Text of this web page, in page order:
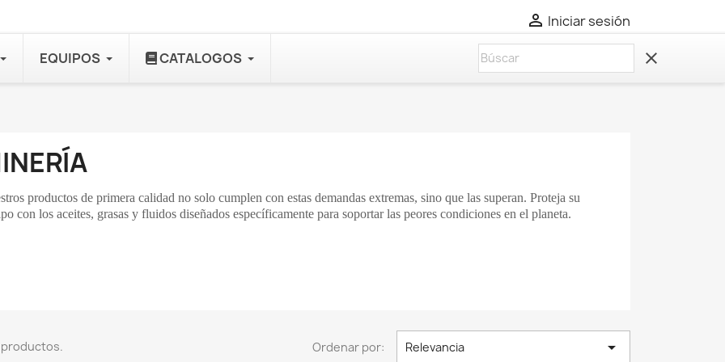
 Iniciar sesión
EQUIPOS CATALOGOS clear
productos de primera calidad no solo cumplen con estas demandas extremas, sino que las superan. Proteja su
con los aceites, grasas y fluidos diseñados específicamente para soportar las peores condiciones en el planeta.
productos. Ordenar por: Relevancia 